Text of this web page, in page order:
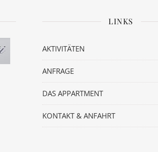
LINKS
AKTIVITÄTEN
ANFRAGE
DAS APPARTMENT
KONTAKT & ANFAHRT